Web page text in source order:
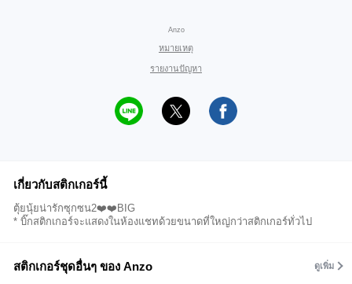
Anzo
หมายเหตุ
รายงานปัญหา
เกี่ยวกับสติกเกอร์นี้
ตุ้ยนุ้ยน่ารักซุกซน2❤️❤️BIG
* บิ๊กสติกเกอร์จะแสดงในห้องแชทด้วยขนาดที่ใหญ่กว่าสติกเกอร์ทั่วไป
สติกเกอร์ชุดอื่นๆ ของ Anzo ดูเพิ่ม